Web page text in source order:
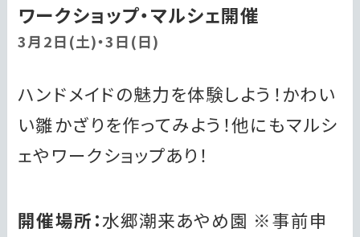
ワークショップ・マルシェ開催
3月2日(土)・3日(日)
ハンドメイドの魅力を体験しよう！かわい
い雛かざりを作ってみよう！他にもマルシ
ェやワークショップあり！
開催場所：水郷潮来あやめ園 ※事前申